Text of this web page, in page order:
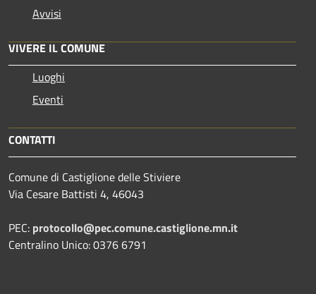
Avvisi
VIVERE IL COMUNE
Luoghi
Eventi
CONTATTI
Comune di Castiglione delle Stiviere
Via Cesare Battisti 4, 46043
PEC: protocollo@pec.comune.castiglione.mn.it
Centralino Unico: 0376 6791